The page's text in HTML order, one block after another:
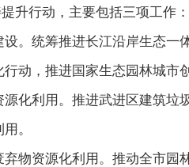
升行动，主要包括三项工作：
。统筹推进长江沿岸生态一
动，推进国家生态园林城市
源化利用。推进武进区建筑垃
。
弃物资源化利用。推动全市园